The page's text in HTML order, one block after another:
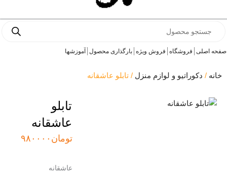
اصلی فروشگاه فروش ویژه بارگذاری محصول آموزشها
/دکوراتیو و لوازم منزل/ تابلو عاشقانه
تابلو
عاشقانه
تومان۹۸۰۰۰۰
عاشقانه